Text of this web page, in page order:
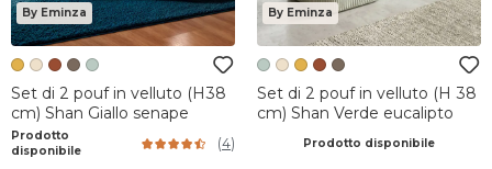
By Eminza
Set di 2 pouf in velluto (H38
cm) Shan Giallo senape
Prodotto
disponibile
(4)
By Eminza
Set di 2 pouf in velluto (H 38
cm) Shan Verde eucalipto
Prodotto disponibile